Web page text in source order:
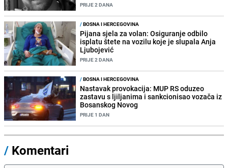
PRIJE 2 DANA
/BOSNA I HERCEGOVINA
Pijana sjela za volan: Osiguranje odbilo
isplatu štete na vozilu koje je slupala Anja
Ljubojević
PRIJE 2 DANA
/BOSNA I HERCEGOVINA
Nastavak provokacija: MUP RS oduzeo
zastavu s ljiljanima i sankcionisao vozača iz
Bosanskog Novog
PRIJE 1 DAN
/ Komentari